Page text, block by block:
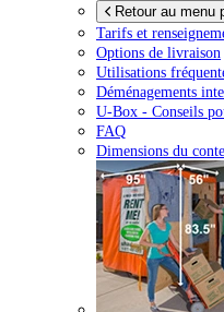
Retour au menu
Tarifs et
Options de livraison
Utilisations
Déménagements
U-Box - Conseils
FAQ
Dimensions du